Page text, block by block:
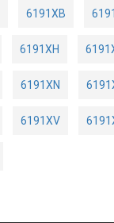
6191XB
6191XH
6191XN
6191XV